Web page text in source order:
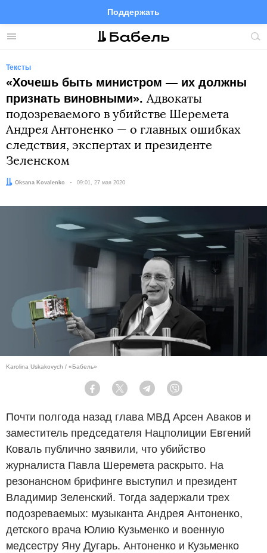
Меню
Поддержать
FacebookTelegramTwitter
Тексты
«Хочешь быть министром — их должны
признать виновными». Адвокаты
подозреваемого в убийстве Шеремета
Андрея Антоненко — о главных ошибках
следствия, экспертах и президенте
Зеленском
Автор:
Oksana Kovalenko Дата:
09:01, 27 мая 2020
Karolina Uskakovych / «Бабель»
Facebook Twitter Telegram
Почти полгода назад глава МВД Арсен Аваков и
заместитель председателя Нацполиции Евгений
Коваль публично заявили, что убийство
журналиста Павла Шеремета раскрыто. На
резонансном брифинге выступил и президент
Владимир Зеленский. Тогда задержали трех
подозреваемых: музыканта Андрея Антоненко,
детского врача Юлию Кузьменко и военную
медсестру Яну Дугарь. Антоненко и Кузьменко